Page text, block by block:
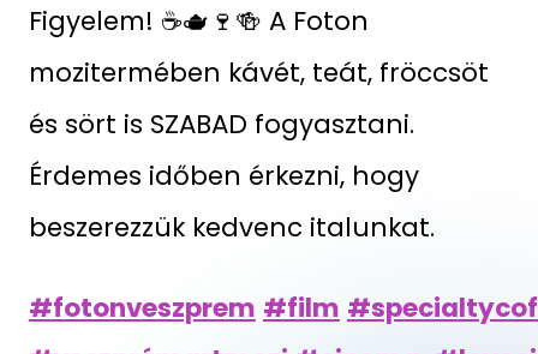
Figyelem! ☕🫖🍷🍻 A Foton
mozitermében kávét, teát, fröccsöt
és sört is SZABAD fogyasztani.
Érdemes időben érkezni, hogy
beszerezzük kedvenc italunkat.
#fotonveszprem #film